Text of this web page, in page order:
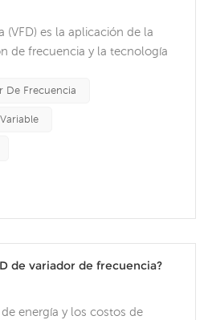
(VFD) es la aplicación de la
de frecuencia y la tecnología
los motores de CA
nació bajo la amplia demanda
De Frecuencia
de variador de frecuencia?
energía y los costos de